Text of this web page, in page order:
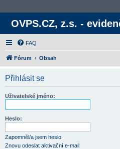
OVPS.CZ, z.s. -
FAQ
Fórum Obsah
Přihlásit se
Uživatelské jméno:
Heslo:
Zapomněl/a jsem heslo
Znovu odeslat aktivační e-mail